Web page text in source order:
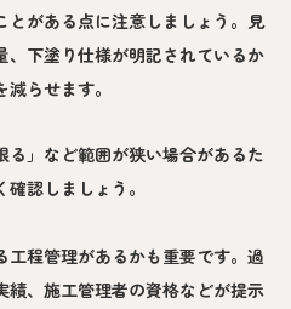
とがある点に注意しましょう。見
、下塗り仕様が明記されているか
らせます。
」など範囲が狭い場合があるた
認しましょう。
程管理があるかも重要です。過
績、施工管理者の資格などが提示